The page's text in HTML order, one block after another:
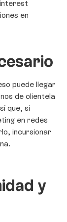
en
puede llegar
de clientela
que, si
en redes
incursionar
y